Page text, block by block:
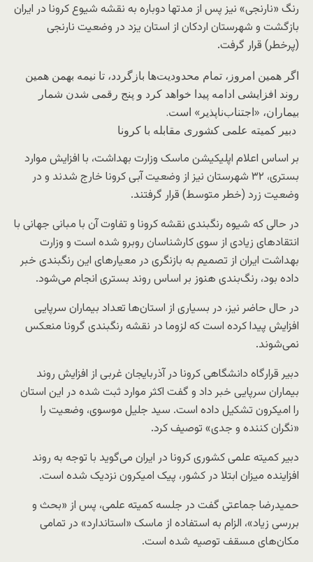
رنگ «نارنجی» نیز پس از مدتها دوباره به نقشه شیوع کرونا در ایران
بازگشت و شهرستان اردکان از استان یزد در وضعیت نارنجی
(پرخطر) قرار گرفت.
اگر همین امروز، تمام محدودیت‌ها بازگردد، تا نیمه بهمن همین
روند افزایشی ادامه پیدا خواهد کرد و پنج رقمی شدن شمار
بیماران، «اجتناب‌ناپذیر» است.
دبیر کمیته علمی کشوری مقابله با کرونا
بر اساس اعلام اپلیکیشن ماسک وزارت بهداشت، با افزایش موارد
بستری، ۳۲ شهرستان نیز از وضعیت آبی کرونا خارج شدند و در
وضعیت زرد (خطر متوسط) قرار گرفتند.
در حالی که شیوه رنگبندی نقشه کرونا و تفاوت آن با مبانی جهانی با
انتقادهای زیادی از سوی کارشناسان روبرو شده است و وزارت
بهداشت ایران از تصمیم به بازنگری در معیارهای این رنگبندی خبر
داده بود، رنگ‌بندی هنوز بر اساس روند بستری انجام می‌شود.
در حال حاضر نیز، در بسیاری از استان‌ها تعداد بیماران سرپایی
افزایش پیدا کرده است که لزوما در نقشه رنگبندی گرونا منعکس
نمی‌شوند.
دبیر قرارگاه دانشگاهی کرونا در آذربایجان غربی از افزایش روند
بیماران سرپایی خبر داد و گفت اکثر موارد ثبت شده در این استان
را امیکرون تشکیل داده است. سید جلیل موسوی، وضعیت را
«نگران کننده و جدی» توصیف کرد.
دبیر کمیته علمی کشوری کرونا در ایران می‌گوید با توجه به روند
افزاینده میزان ابتلا در کشور، پیک امیکرون نزدیک شده است.
حمیدرضا جماعتی گفت در جلسه کمیته علمی، پس از «بحث و
بررسی زیاد»، الزام به استفاده از ماسک «استاندارد» در تمامی
مکان‌های مسقف توصیه شده است.